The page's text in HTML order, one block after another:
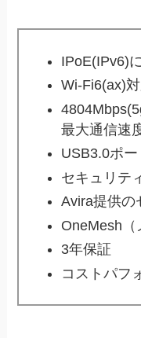
IPoE(IPv6)
Wi-Fi6(ax)
最大通信速
USB3.0ポ
セキュリテ
Avira提供の
OneMesh
3年保証
コストパフ